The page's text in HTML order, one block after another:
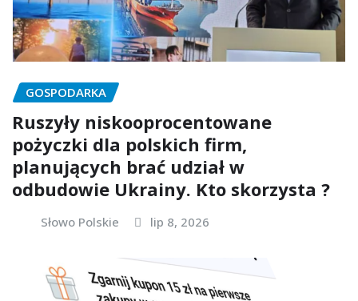
GOSPODARKA
Ruszyły niskooprocentowane
pożyczki dla polskich firm,
planujących brać udział w
odbudowie Ukrainy. Kto skorzysta ?
Słowo Polskie lip 8, 2026